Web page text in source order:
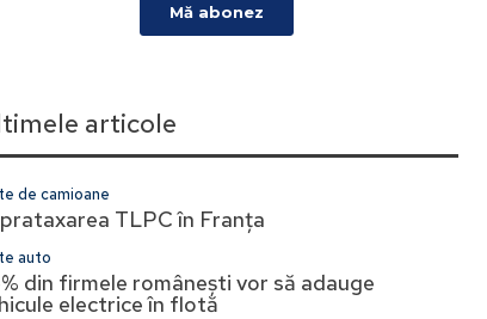
articole
de camioane
TLPC în Franța
auto
din firmele românești vor să adauge
electrice în flotă